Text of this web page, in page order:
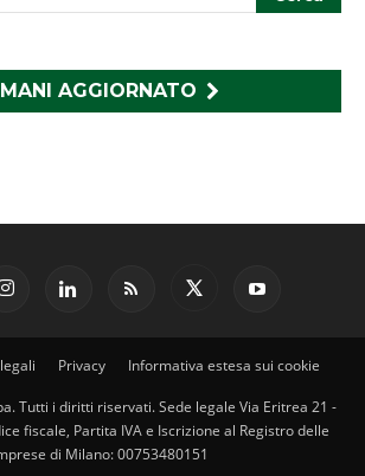
AGGIORNATO
Privacy Informativa estesa sui cookie
Tutti i diritti riservati. Sede legale Via Eritrea 21 -
fiscale, Partita IVA e Iscrizione al Registro delle
di Milano: 00753480151